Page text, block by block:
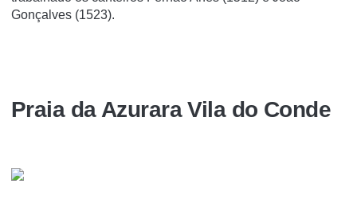
Gonçalves (1523).
Praia da Azurara Vila do Conde